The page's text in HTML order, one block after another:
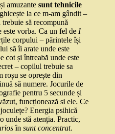
amuzante sunt tehnicile
la ce m-am gândit –
să recompună
este vorba. Ca un fel de I
corpului – părintele își
să îi arate unde este
cot și întreabă unde este
– copilul trebuie sa
roșu se oprește din
să numere. Jocurile de
pentru 5 secunde și
funcționează si ele. Ce
Energia psihică
unde stă atenția. Practic,
în sunt concentrat.